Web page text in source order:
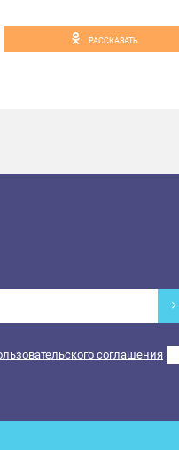
Товарный и кассовый чек
РАССКАЗАТЬ
соглашения